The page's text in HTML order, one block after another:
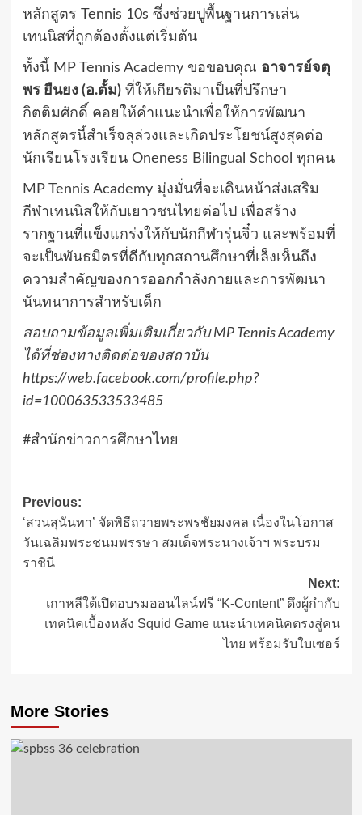
หลักสูตร Tennis 10s ซึ่งช่วยปูพื้นฐานการเล่น
เทนนิสที่ถูกต้องตั้งแต่เริ่มต้น
ทั้งนี้ MP Tennis Academy ขอขอบคุณ อาจารย์จตุ
พร ยืนยง (อ.ตั้ม)ที่ให้เกียรติมาเป็นที่ปรึกษา
กิตติมศักดิ์ คอยให้คำแนะนำเพื่อให้การพัฒนา
หลักสูตรนี้สำเร็จลุล่วงและเกิดประโยชน์สูงสุดต่อ
นักเรียนโรงเรียน Oneness Bilingual School ทุกคน
MP Tennis Academy มุ่งมั่นที่จะเดินหน้าส่งเสริม
กีฬาเทนนิสให้กับเยาวชนไทยต่อไป เพื่อสร้าง
รากฐานที่แข็งแกร่งให้กับนักกีฬารุ่นจิ๋ว และพร้อมที่
จะเป็นพันธมิตรที่ดีกับทุกสถานศึกษาที่เล็งเห็นถึง
ความสำคัญของการออกกำลังกายและการพัฒนา
นันทนาการสำหรับเด็ก
สอบถามข้อมูลเพิ่มเติมเกี่ยวกับ MP Tennis Academy
ได้ที่ช่องทางติดต่อของสถาบัน
https://web.facebook.com/profile.php?
id=100063533533485
#สำนักข่าวการศึกษาไทย
Post
navigation
Previous:
‘สวนสุนันทา’ จัดพิธีถวายพระพรชัยมงคล เนื่องในโอกาส
วันเฉลิมพระชนมพรรษา สมเด็จพระนางเจ้าฯ พระบรม
ราชินี
Next:
เกาหลีใต้เปิดอบรมออนไลน์ฟรี “K-Content” ดึงผู้กำกับ
เทคนิคเบื้องหลัง Squid Game แนะนำเทคนิคตรงสู่คน
ไทย พร้อมรับใบเซอร์
More Stories